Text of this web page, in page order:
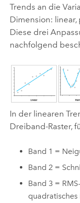
Trends an die
Dimension:
Diese drei
nachfolgend
In der linearen
Dreiband-Raster,
Band 1 =
Band 2 =
Band 3 =